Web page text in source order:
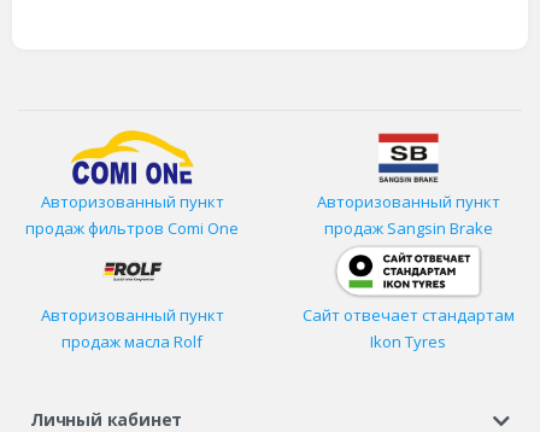
Авторизованный пункт
продаж фильтров Comi One
Авторизованный пункт
продаж Sangsin Brake
Авторизованный пункт
продаж масла Rolf
Сайт отвечает стандартам
Ikon Tyres
Личный кабинет